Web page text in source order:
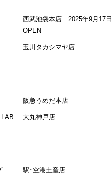
西武池袋本店 2025年9月17日
OPEN
玉川タカシマヤ店
阪急うめだ本店
LAB. 大丸神戸店
駅･空港土産店